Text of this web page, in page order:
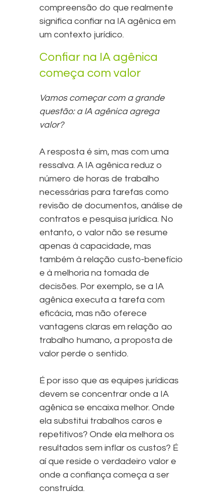
compreensão do que realmente
significa confiar na IA agênica em
um contexto jurídico.
Confiar na IA agênica
começa com valor
Vamos começar com a grande
questão: a IA agênica agrega
valor?
A resposta é sim, mas com uma
ressalva. A IA agênica reduz o
número de horas de trabalho
necessárias para tarefas como
revisão de documentos, análise de
contratos e pesquisa jurídica. No
entanto, o valor não se resume
apenas à capacidade, mas
também à relação custo-benefício
e à melhoria na tomada de
decisões. Por exemplo, se a IA
agênica executa a tarefa com
eficácia, mas não oferece
vantagens claras em relação ao
trabalho humano, a proposta de
valor perde o sentido.
É por isso que as equipes jurídicas
devem se concentrar onde a IA
agênica se encaixa melhor. Onde
ela substitui trabalhos caros e
repetitivos? Onde ela melhora os
resultados sem inflar os custos? É
aí que reside o verdadeiro valor e
onde a confiança começa a ser
construída.